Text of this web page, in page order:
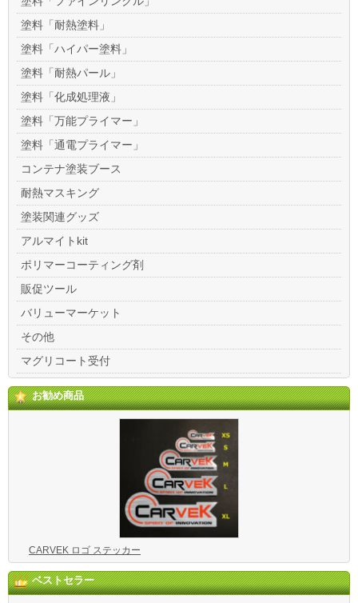
塗料「耐熱塗料」
塗料「ハイパー塗料」
塗料「耐熱パール」
塗料「化成処理液」
塗料「万能プライマー」
塗料「通電プライマー」
コンテナ塗装ブース
耐熱マスキング
塗装関連グッズ
アルマイトkit
ポリマーコーティング剤
販促ツール
バリューマーケット
その他
マグリコート受付
お勧め商品
CARVEK ロゴ ステッカー
ベストセラー